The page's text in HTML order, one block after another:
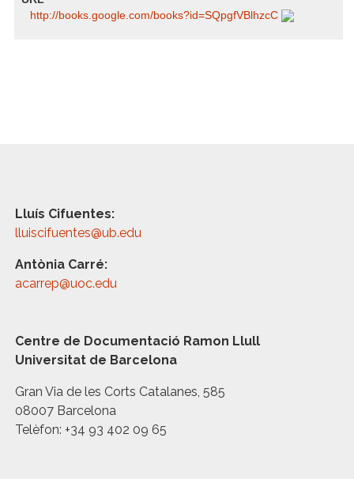
http:/​/​books.google.com/​books?id=SQpgfVBlhzcC
Lluís Cifuentes:
lluiscifuentes@ub.edu
Antònia Carré:
acarrep@uoc.edu
Centre de Documentació Ramon Llull
Universitat de Barcelona
Gran Via de les Corts Catalanes, 585
08007 Barcelona
Telèfon: +34 93 402 09 65